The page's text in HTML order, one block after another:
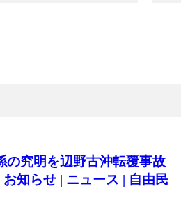
の究明を辺野古沖転覆事故
知らせ | ニュース | 自由民